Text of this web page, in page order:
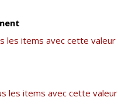
les items avec cette valeur
les items avec cette valeur